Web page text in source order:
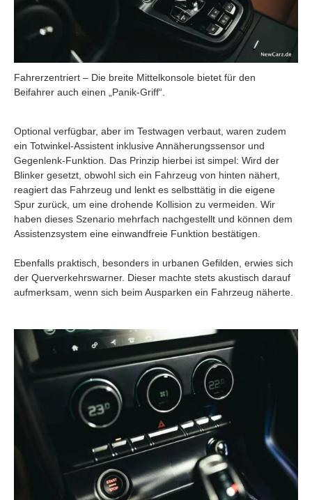
Fahrerzentriert – Die breite Mittelkonsole bietet für den
Beifahrer auch einen „Panik-Griff“.
Optional verfügbar, aber im Testwagen verbaut, waren zudem
ein Totwinkel-Assistent inklusive Annäherungssensor und
Gegenlenk-Funktion. Das Prinzip hierbei ist simpel: Wird der
Blinker gesetzt, obwohl sich ein Fahrzeug von hinten nähert,
reagiert das Fahrzeug und lenkt es selbsttätig in die eigene
Spur zurück, um eine drohende Kollision zu vermeiden. Wir
haben dieses Szenario mehrfach nachgestellt und können dem
Assistenzsystem eine einwandfreie Funktion bestätigen.
Ebenfalls praktisch, besonders in urbanen Gefilden, erwies sich
der Querverkehrswarner. Dieser machte stets akustisch darauf
aufmerksam, wenn sich beim Ausparken ein Fahrzeug näherte.